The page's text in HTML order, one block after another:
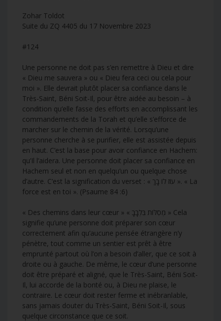
Zohar Toldot
Suite du ZQ 4405 du 17 Novembre 2023
#124
Une personne ne doit pas s’en remettre à Dieu et dire
« Dieu me sauvera » ou « Dieu fera ceci ou cela pour
moi ». Elle devrait plutôt placer sa confiance dans le
Très-Saint, Béni Soit-Il, pour être aidée au besoin – à
condition qu’elle fasse des efforts en accomplissant les
commandements de la Torah et qu’elle s’efforce de
marcher sur le chemin de la vérité. Lorsqu’une
personne cherche à se purifier, elle est assistée depuis
en haut. C’est la base pour avoir confiance en Hachem:
qu’Il l’aidera. Une personne doit placer sa confiance en
Hachem seul et non en quelqu’un ou quelque chose
d’autre. C’est la signification du verset : « עוֹז לוֹ בָךְ ». « La
force est en toi ». (Psaume 84 :6)
« Des chemins dans leur cœur » « מְסִלּוֹת בִּלְבָבָ » Cela
signifie qu’une personne doit préparer son cœur
correctement afin qu’aucune pensée étrangère n’y
pénètre, tout comme un sentier est prêt à être
emprunté partout où l’on a besoin d’aller, que ce soit à
droite ou à gauche. De même, le cœur d’une personne
doit être préparé et aligné, que le Très-Saint, Béni Soit-
Il, lui accorde de la bonté ou, à Dieu ne plaise, le
contraire. Le cœur doit rester ferme et inébranlable,
sans jamais douter du Très-Saint, Béni Soit-Il, sous
quelque circonstance que ce soit.